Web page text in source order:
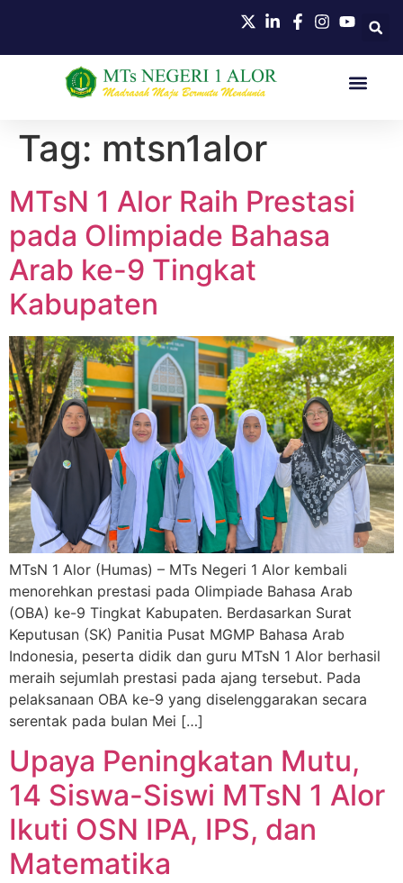
Tag: mtsn1alor
MTsN 1 Alor Raih Prestasi
pada Olimpiade Bahasa
Arab ke-9 Tingkat
Kabupaten
MTsN 1 Alor (Humas) – MTs Negeri 1 Alor kembali
menorehkan prestasi pada Olimpiade Bahasa Arab
(OBA) ke-9 Tingkat Kabupaten. Berdasarkan Surat
Keputusan (SK) Panitia Pusat MGMP Bahasa Arab
Indonesia, peserta didik dan guru MTsN 1 Alor berhasil
meraih sejumlah prestasi pada ajang tersebut. Pada
pelaksanaan OBA ke-9 yang diselenggarakan secara
serentak pada bulan Mei […]
Upaya Peningkatan Mutu,
14 Siswa-Siswi MTsN 1 Alor
Ikuti OSN IPA, IPS, dan
Matematika